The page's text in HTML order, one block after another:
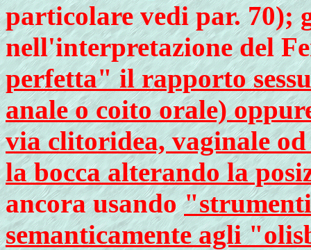
particolare vedi par. 70);
nell'interpretazione del
perfetta" il rapporto
anale o coito orale)
via clitoridea, vaginale od
la bocca alterando la
ancora usando
semanticamente agli